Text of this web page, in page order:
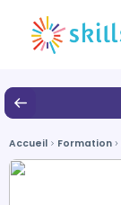
Accueil Formation